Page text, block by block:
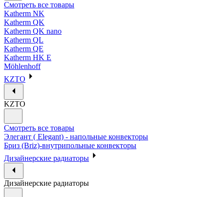
Смотреть все товары
Katherm NK
Katherm QK
Katherm QK nano
Katherm QL
Katherm QE
Katherm HK E
Möhlenhoff
KZTO
KZTO
Смотреть все товары
Элегант ( Elegant) - напольные конвекторы
Бриз (Briz)-внутрипольные конвекторы
Дизайнерские радиаторы
Дизайнерские радиаторы